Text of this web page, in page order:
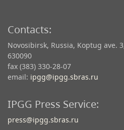
Contacts:
Novosibirsk, Russia, Koptug ave.
630090
fax (383) 330-28-07
email: ipgg@ipgg.sbras.ru
IPGG Press Service:
press@ipgg.sbras.ru